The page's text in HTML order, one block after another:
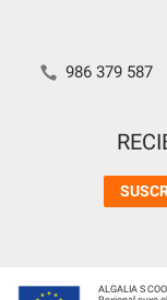
986 379 587
ALGALIA S